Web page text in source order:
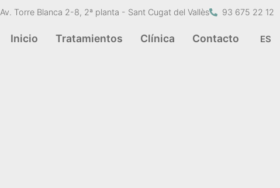
Av. Torre Blanca 2-8, 2ª planta - Sant Cugat del Vallès 93 675 22 12
Inicio Tratamientos Clínica Contacto ES